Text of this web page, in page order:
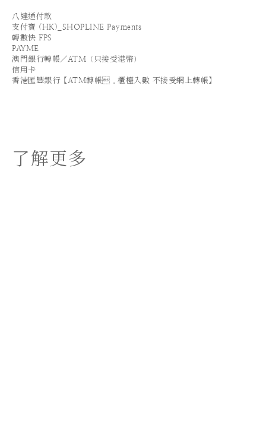
八達通付款
支付寶 (HK)_SHOPLINE Payments
轉數快 FPS
PAYME
澳門銀行轉帳／ATM（只接受港幣）
信用卡
香港匯豐銀行【ATM轉帳．櫃檯入數 不接受網上轉帳】
了解更多